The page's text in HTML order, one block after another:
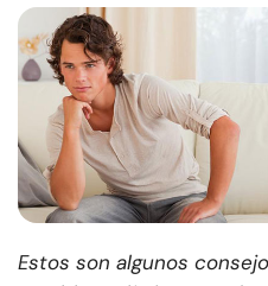
Estos son algunos